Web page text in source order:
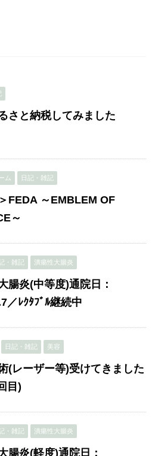
さと納税してみました
ム 日記・雑記
FEDA ～EMBLEM OF
～
・雑記 潰瘍性大腸炎
腸炎(中等度)通院日：
／ﾚｸﾀﾌﾞﾙ継続中
日記・雑記 美容
(レーザー等)受けてきました
目)
・雑記 潰瘍性大腸炎
腸炎(軽度)通院日：